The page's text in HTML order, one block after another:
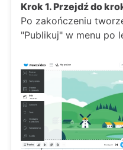
Krok 1. Przejdź do
Po zakończeniu
"Publikuj" w menu po